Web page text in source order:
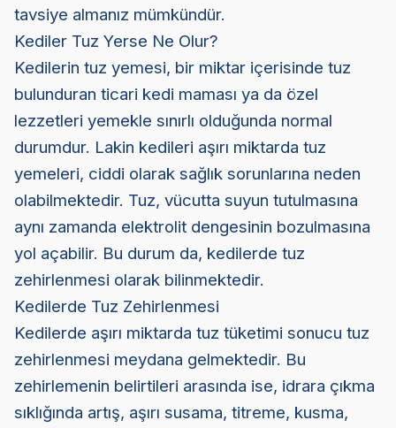
tavsiye almanız mümkündür.
Kediler Tuz Yerse Ne Olur?
Kedilerin tuz yemesi, bir miktar içerisinde tuz
bulunduran ticari kedi maması ya da özel
lezzetleri yemekle sınırlı olduğunda normal
durumdur. Lakin kedileri aşırı miktarda tuz
yemeleri, ciddi olarak sağlık sorunlarına neden
olabilmektedir. Tuz, vücutta suyun tutulmasına
aynı zamanda elektrolit dengesinin bozulmasına
yol açabilir. Bu durum da, kedilerde tuz
zehirlenmesi olarak bilinmektedir.
Kedilerde Tuz Zehirlenmesi
Kedilerde aşırı miktarda tuz tüketimi sonucu tuz
zehirlenmesi meydana gelmektedir. Bu
zehirlemenin belirtileri arasında ise, idrara çıkma
sıklığında artış, aşırı susama, titreme, kusma,